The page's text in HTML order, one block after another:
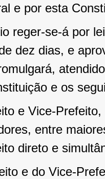
e por esta
reger-se-á por
dez dias, e
e os
e Vice-
entre
direto e
e do Vice-